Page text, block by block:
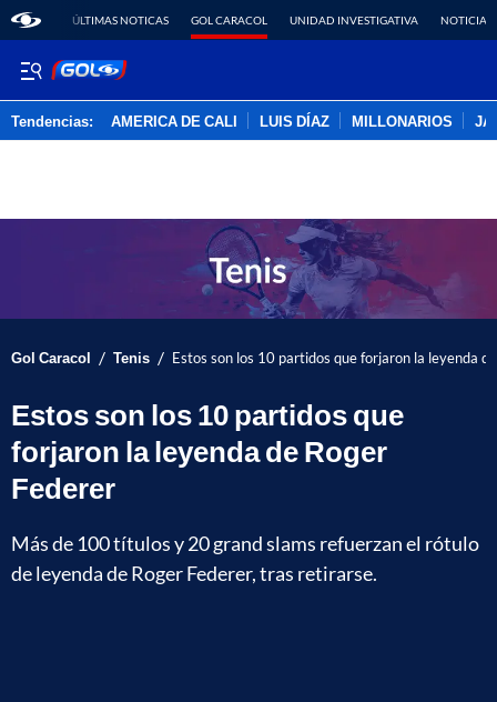
ÚLTIMAS NOTICAS GOL CARACOL UNIDAD INVESTIGATIVA NOTICIAS
Tendencias: AMERICA DE CALI LUIS DÍAZ MILLONARIOS
Gol Caracol / Tenis / Estos son los 10 partidos que forjaron la leyenda
Estos son los 10 partidos que
forjaron la leyenda de Roger
Federer
Más de 100 títulos y 20 grand slams refuerzan el rótulo
de leyenda de Roger Federer, tras retirarse.